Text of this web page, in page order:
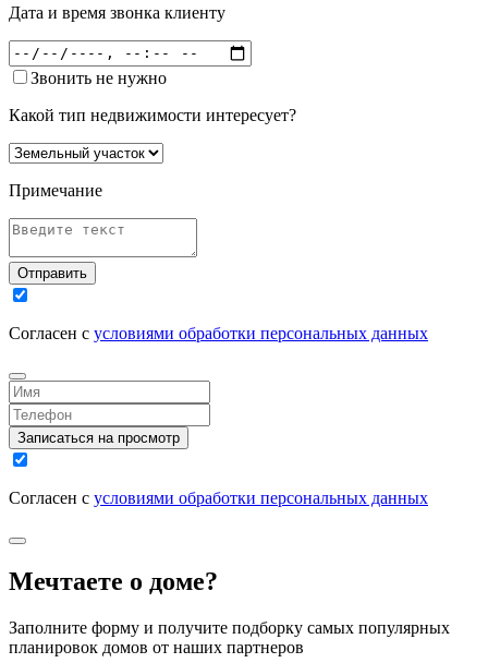
Дата и время звонка клиенту
Звонить не нужно
Какой тип недвижимости интересует?
Примечание
Отправить
Согласен с условиями обработки персональных данных
Записаться на просмотр
Согласен с условиями обработки персональных данных
Мечтаете о доме?
Заполните форму и получите подборку самых популярных
планировок домов от наших партнеров